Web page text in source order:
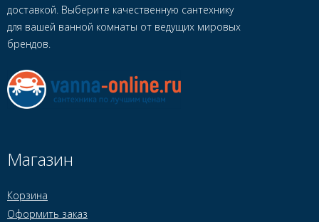
доставкой. Выберите качественную сантехнику
для вашей ванной комнаты от ведущих мировых
брендов.
Магазин
Корзина
Оформить заказ